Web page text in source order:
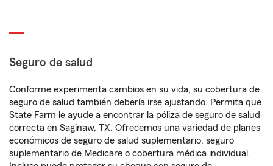
Seguro de salud
Conforme experimenta cambios en su vida, su cobertura de
seguro de salud también debería irse ajustando. Permita que
State Farm le ayude a encontrar la póliza de seguro de salud
correcta en Saginaw, TX. Ofrecemos una variedad de planes
económicos de seguro de salud suplementario, seguro
suplementario de Medicare o cobertura médica individual.